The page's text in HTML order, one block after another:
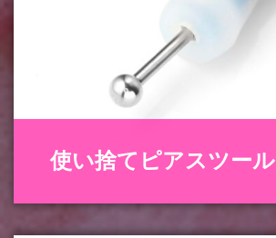
使い捨てピアスツール